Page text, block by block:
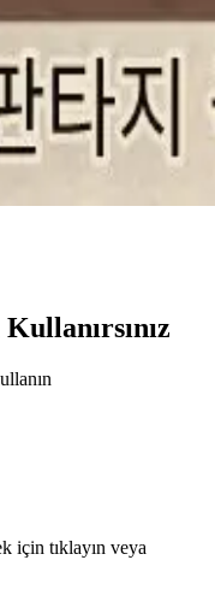
için tıklayın veya